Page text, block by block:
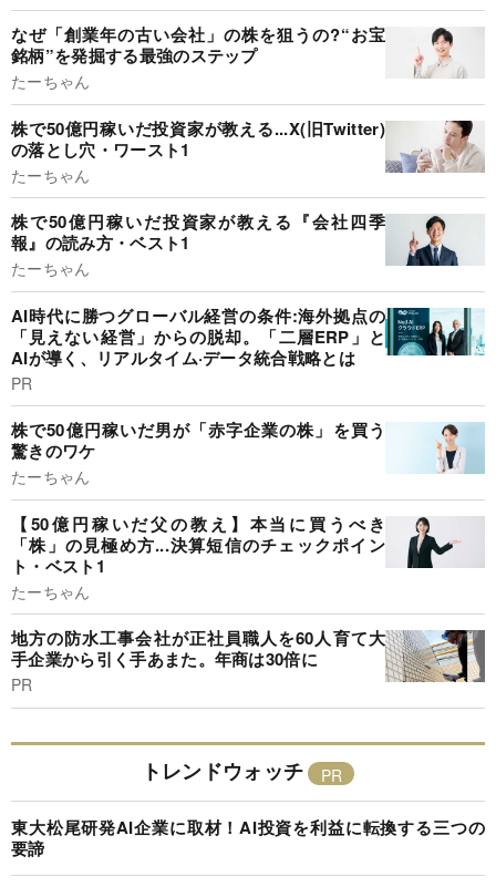
なぜ「創業年の古い会社」の株を狙うの?“お宝
銘柄”を発掘する最強のステップ
たーちゃん
株で50億円稼いだ投資家が教える...X(旧Twitter)
の落とし穴・ワースト1
たーちゃん
株で50億円稼いだ投資家が教える『会社四季
報』の読み方・ベスト1
たーちゃん
AI時代に勝つグローバル経営の条件:海外拠点の
「見えない経営」からの脱却。「二層ERP」と
AIが導く、リアルタイム·データ統合戦略とは
PR
株で50億円稼いだ男が「赤字企業の株」を買う
驚きのワケ
たーちゃん
【50億円稼いだ父の教え】本当に買うべき
「株」の見極め方...決算短信のチェックポイン
ト・ベスト1
たーちゃん
地方の防水工事会社が正社員職人を60人育て大
手企業から引く手あまた。年商は30倍に
PR
トレンドウォッチ
東大松尾研発AI企業に取材！AI投資を利益に転換する三つの
要諦